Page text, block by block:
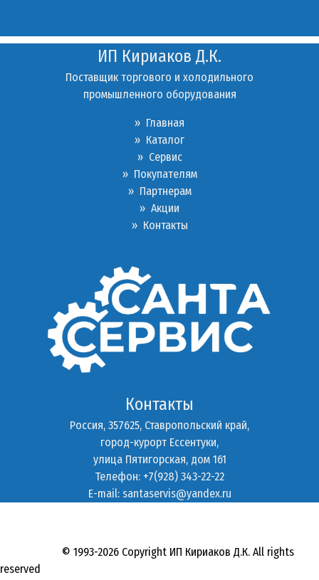
ИП Кириаков Д.К.
Поставщик торгового и холодильного
промышленного оборудования
» Главная
» Каталог
» Сервис
» Покупателям
» Партнерам
» Акции
» Контакты
Контакты
Россия, 357625, Ставропольский край,
город-курорт Ессентуки,
улица Пятигорская, дом 161
Телефон: +7(928) 343-22-22
E-mail: santaservis@yandex.ru
© 1993-2026 Copyright ИП Кириаков Д.К. All rights
reserved